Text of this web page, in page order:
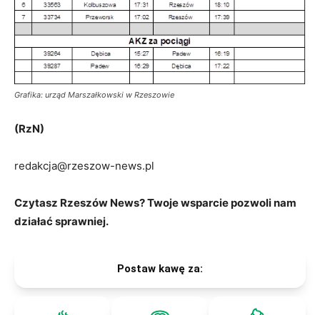
Grafika: urząd Marszałkowski w Rzeszowie
(RzN)
redakcja@rzeszow-news.pl
Czytasz Rzeszów News? Twoje wsparcie pozwoli nam
działać sprawniej.
Postaw kawę za: